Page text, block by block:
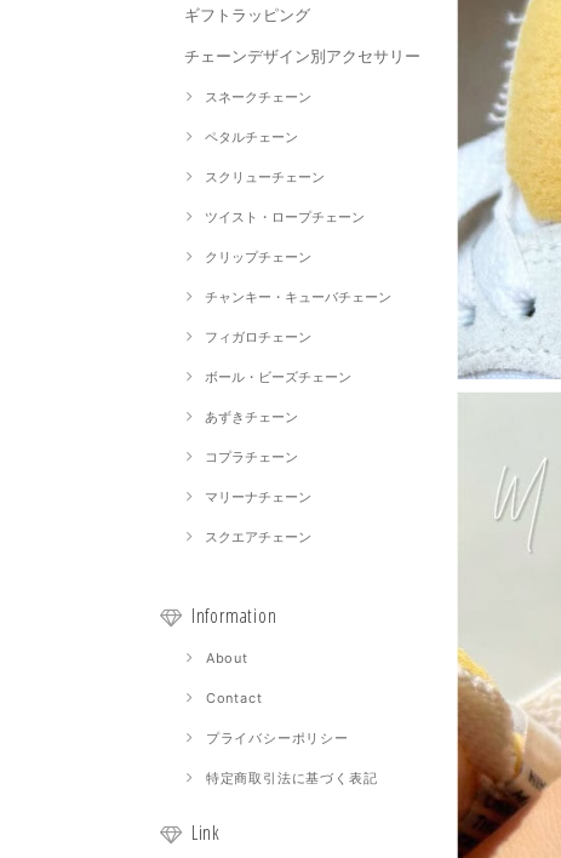
ギフトラッピング
チェーンデザイン別アクセサリー
スネークチェーン
ペタルチェーン
スクリューチェーン
ツイスト・ロープチェーン
クリップチェーン
チャンキー・キューバチェーン
フィガロチェーン
ボール・ビーズチェーン
あずきチェーン
コプラチェーン
マリーナチェーン
スクエアチェーン
Information
About
Contact
プライバシーポリシー
特定商取引法に基づく表記
Link